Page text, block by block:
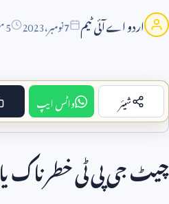
اردو اے آئی ٹیم 7نومبر،2023 5 منٹ مطالعہ
فہرست مضمون
چیٹ جی پی ٹی خطرناک
شیئر واٹس ایپ